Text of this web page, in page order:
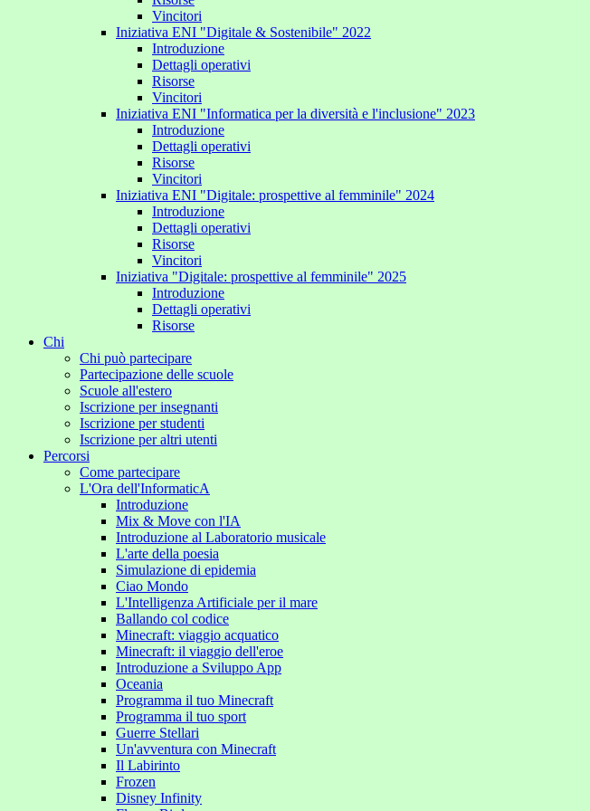
Vincitori
Iniziativa ENI "Digitale & Sostenibile" 2022
Introduzione
Dettagli operativi
Risorse
Vincitori
Iniziativa ENI "Informatica per la diversità e l'inclusione" 2023
Introduzione
Dettagli operativi
Risorse
Vincitori
Iniziativa ENI "Digitale: prospettive al femminile" 2024
Introduzione
Dettagli operativi
Risorse
Vincitori
Iniziativa "Digitale: prospettive al femminile" 2025
Introduzione
Dettagli operativi
Risorse
Chi
Chi può partecipare
Partecipazione delle scuole
Scuole all'estero
Iscrizione per insegnanti
Iscrizione per studenti
Iscrizione per altri utenti
Percorsi
Come partecipare
L'Ora dell'InformaticA
Introduzione
Mix & Move con l'IA
Introduzione al Laboratorio musicale
L'arte della poesia
Simulazione di epidemia
Ciao Mondo
L'Intelligenza Artificiale per il mare
Ballando col codice
Minecraft: viaggio acquatico
Minecraft: il viaggio dell'eroe
Introduzione a Sviluppo App
Oceania
Programma il tuo Minecraft
Programma il tuo sport
Guerre Stellari
Un'avventura con Minecraft
Il Labirinto
Frozen
Disney Infinity